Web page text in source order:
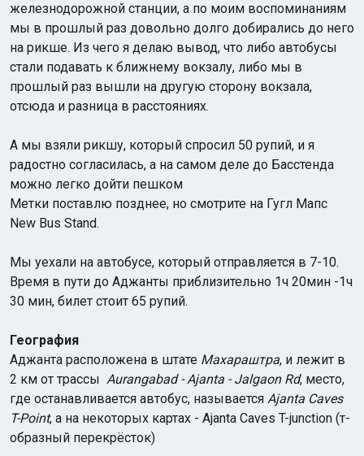
Индийский океан
железнодорожной станции, а по моим воспоминаниям
мы в прошлый раз довольно долго добирались до него
на рикше. Из чего я делаю вывод, что либо автобусы
стали подавать к ближнему вокзалу, либо мы в
прошлый раз вышли на другую сторону вокзала,
отсюда и разница в расстояниях.
А мы взяли рикшу, который спросил 50 рупий, и я
радостно согласилась, а на самом деле до Басстенда
можно легко дойти пешком
Метки поставлю позднее, но смотрите на Гугл Мапс
New Bus Stand.
Мы уехали на автобусе, который отправляется в 7-10.
Время в пути до Аджанты приблизительно 1ч 20мин -1ч
30 мин, билет стоит 65 рупий.
География
Аджанта расположена в штате Махараштра, и лежит в
2 км от трассы Aurangabad - Ajanta - Jalgaon Rd, место,
где останавливается автобус, называется Ajanta Caves
T-Point, а на некоторых картах - Ajanta Caves T-junction (т-
образный перекрёсток)